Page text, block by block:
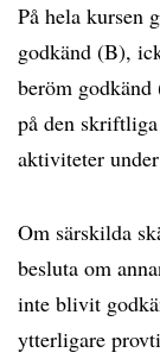
På hela kursen
godkänd (B),
beröm
på den
aktiviteter
Om särskilda
besluta om
inte blivit
ytterligare